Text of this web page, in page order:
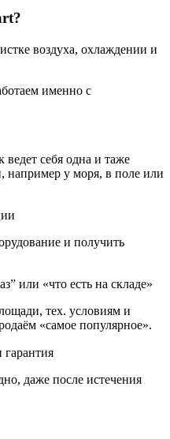
воздуха, охлаждении и
именно с
себя одна и таже
например у моря, в поле или
и получить
или «что есть на складе»
тех. условиям и
«самое популярное».
гарантия
даже после истечения